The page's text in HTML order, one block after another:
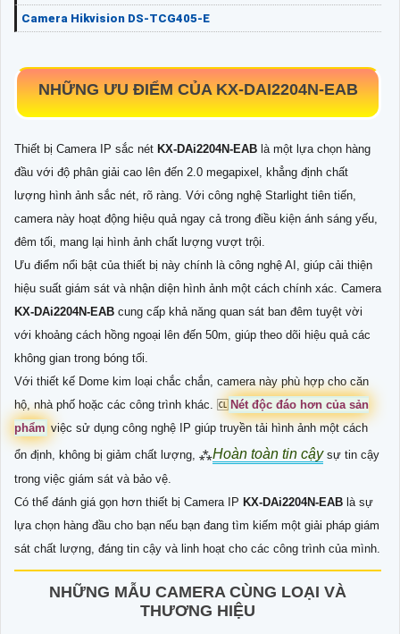
Camera Hikvision DS-TCG405-E
NHỮNG ƯU ĐIỂM CỦAKX-DAI2204N-EAB
Thiết bị Camera IP sắc nét KX-DAi2204N-EAB là một lựa chọn hàng
đầu với độ phân giải cao lên đến 2.0 megapixel, khẳng định chất
lượng hình ảnh sắc nét, rõ ràng. Với công nghệ Starlight tiên tiến,
camera này hoạt động hiệu quả ngay cả trong điều kiện ánh sáng yếu,
đêm tối, mang lại hình ảnh chất lượng vượt trội.
Ưu điểm nổi bật của thiết bị này chính là công nghệ AI, giúp cải thiện
hiệu suất giám sát và nhận diện hình ảnh một cách chính xác. Camera
KX-DAi2204N-EAB cung cấp khả năng quan sát ban đêm tuyệt vời
với khoảng cách hồng ngoại lên đến 50m, giúp theo dõi hiệu quả các
không gian trong bóng tối.
Với thiết kế Dome kim loại chắc chắn, camera này phù hợp cho căn
hộ, nhà phố hoặc các công trình khác. 🆑 Nét độc đáo hơn của sản
phẩm việc sử dụng công nghệ IP giúp truyền tải hình ảnh một cách
ổn định, không bị giảm chất lượng, ⁂Hoàn toàn tin cậysự tin cậy
trong việc giám sát và bảo vệ.
Có thể đánh giá gọn hơn thiết bị Camera IP KX-DAi2204N-EAB là sự
lựa chọn hàng đầu cho bạn nếu bạn đang tìm kiếm một giải pháp giám
sát chất lượng, đáng tin cậy và linh hoạt cho các công trình của mình.
NHỮNG MẪU CAMERA CÙNG LOẠI VÀ
THƯƠNG HIỆU